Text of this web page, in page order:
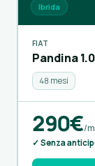
Ibrida
FIAT
Pandina
48 mesi
290€/
✓ Senza